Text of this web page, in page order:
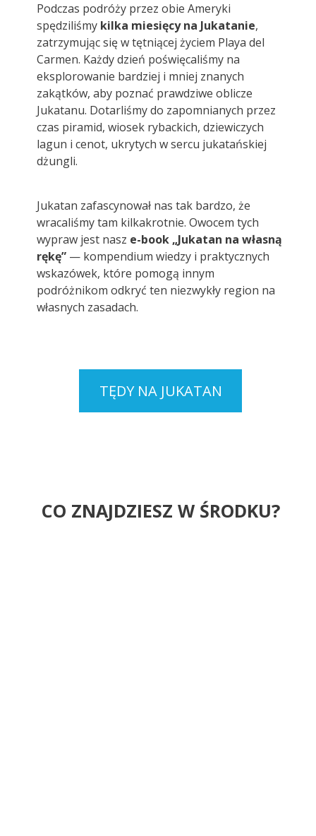
Podczas podróży przez obie Ameryki
spędziliśmy kilka miesięcy na Jukatanie,
zatrzymując się w tętniącej życiem Playa del
Carmen. Każdy dzień poświęcaliśmy na
eksplorowanie bardziej i mniej znanych
zakątków, aby poznać prawdziwe oblicze
Jukatanu. Dotarliśmy do zapomnianych przez
czas piramid, wiosek rybackich, dziewiczych
lagun i cenot, ukrytych w sercu jukatańskiej
dżungli.
Jukatan zafascynował nas tak bardzo, że
wracaliśmy tam kilkakrotnie. Owocem tych
wypraw jest nasz e-book „Jukatan na własną
rękę” — kompendium wiedzy i praktycznych
wskazówek, które pomogą innym
podróżnikom odkryć ten niezwykły region na
własnych zasadach.
TĘDY NA JUKATAN
CO ZNAJDZIESZ W ŚRODKU?